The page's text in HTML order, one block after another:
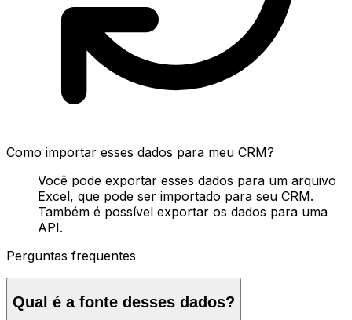
Como importar esses dados para meu CRM?
Você pode exportar esses dados para um arquivo
Excel, que pode ser importado para seu CRM.
Também é possível exportar os dados para uma
API.
Perguntas frequentes
Qual é a fonte desses dados?